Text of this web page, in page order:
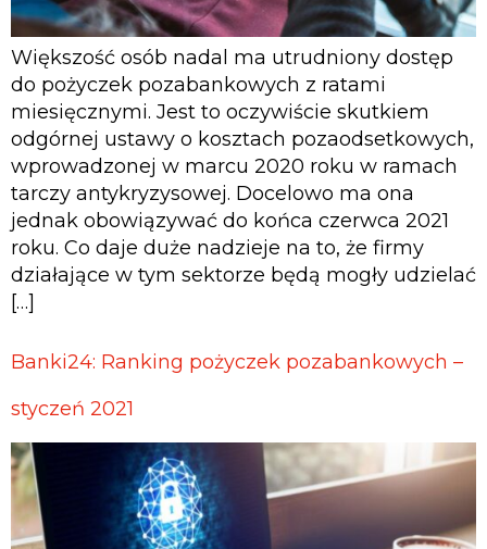
Większość osób nadal ma utrudniony dostęp
do pożyczek pozabankowych z ratami
miesięcznymi. Jest to oczywiście skutkiem
odgórnej ustawy o kosztach pozaodsetkowych,
wprowadzonej w marcu 2020 roku w ramach
tarczy antykryzysowej. Docelowo ma ona
jednak obowiązywać do końca czerwca 2021
roku. Co daje duże nadzieje na to, że firmy
działające w tym sektorze będą mogły udzielać
[…]
Banki24: Ranking pożyczek pozabankowych –
styczeń 2021